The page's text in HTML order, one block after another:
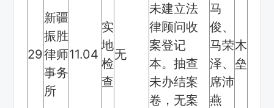
29
新疆
振胜
律师
事务
所
11.04
实
地
检
查
无
未建立法
律顾问收
案登记
本。抽查
未办结案
卷，无案
马
俊、
马荣
泽、
席沛
燕
木
垒